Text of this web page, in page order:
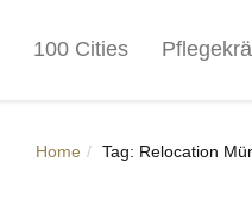
100 Cities
Home Tag: Relocation